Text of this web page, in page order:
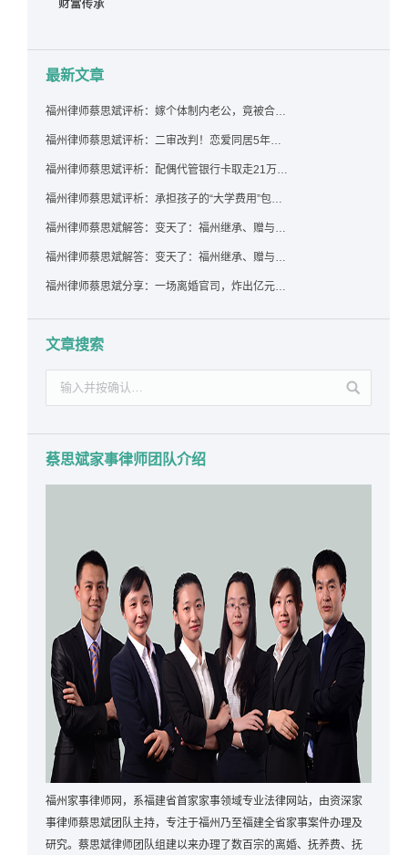
最新文章
福州律师蔡思斌评析：嫁个体制内老公，竟被合伙设局背上近百万债务，婚前不查征信真要命！
福州律师蔡思斌评析：二审改判！恋爱同居5年为女友买车，分手后能要回吗？
福州律师蔡思斌评析：配偶代管银行卡取走21万，离婚后这笔钱还要得回来吗？
福州律师蔡思斌评析：承担孩子的“大学费用”包括高额留学费用吗？
福州律师蔡思斌解答：变天了：福州继承、赠与房产转让要收20%个税？福州国税官方回复来了！
福州律师蔡思斌解答：变天了：福州继承、赠与房产转让要收20%个税？福州国税官方回答来了！
福州律师蔡思斌分享：一场离婚官司，炸出亿元“糊涂账”：本想分割家产，结果“自爆”了家底
文章搜索
蔡思斌家事律师团队介绍
福州家事律师网，系福建省首家家事领域专业法律网站，由资深家
事律师蔡思斌团队主持，专注于福州乃至福建全省家事案件办理及
研究。蔡思斌律师团队组建以来办理了数百宗的离婚、抚养费、抚